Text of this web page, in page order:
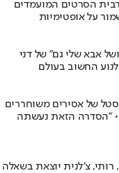
הסרטים המועמדים
על אופטימיות
אבא שלי גם" של דני
החשוב בעולם
של אסירים משוחררים
"הסדרה הזאת נעשתה
צ'לנית יוצאת בשאלה